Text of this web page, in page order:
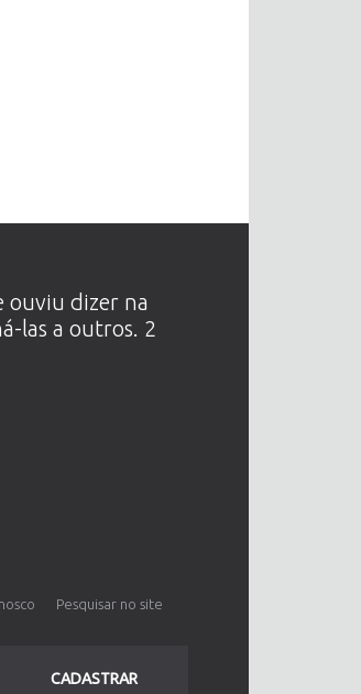
ouviu dizer na
las a outros. 2
Pesquisar no site
CADASTRAR